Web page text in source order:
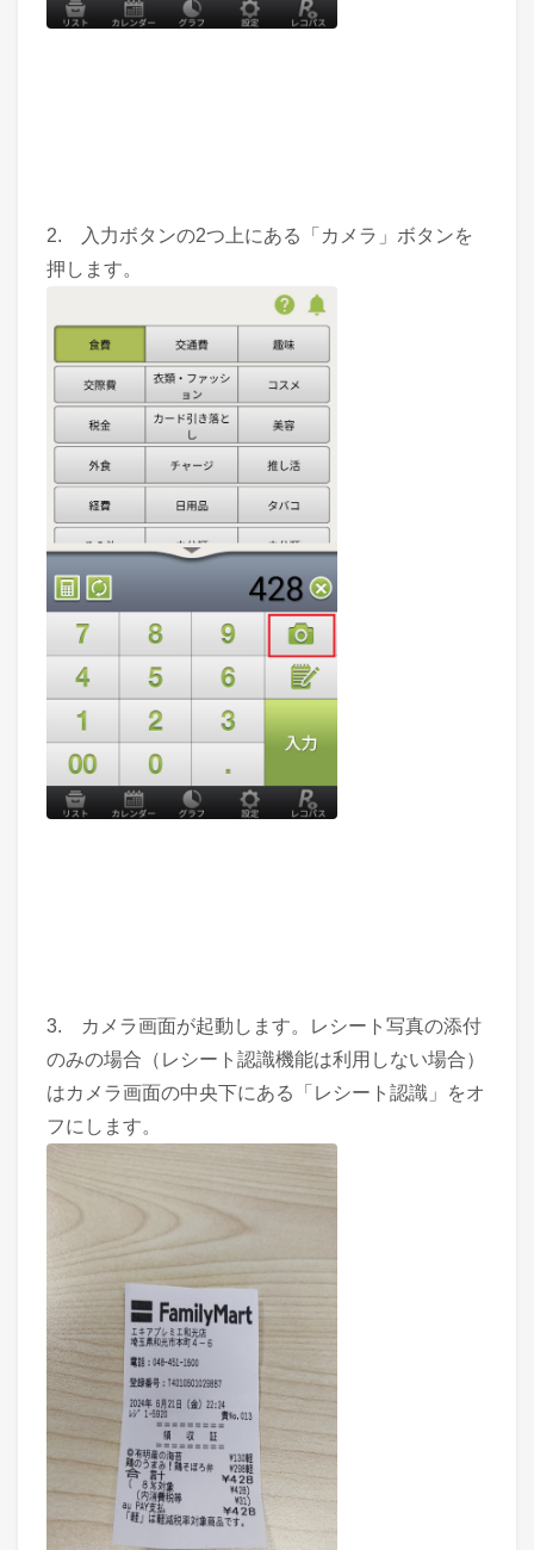
2. 入力ボタンの2つ上にある「カメラ」ボタンを
押します。
3. カメラ画面が起動します。レシート写真の添付
のみの場合（レシート認識機能は利用しない場合）
はカメラ画面の中央下にある「レシート認識」をオ
フにします。